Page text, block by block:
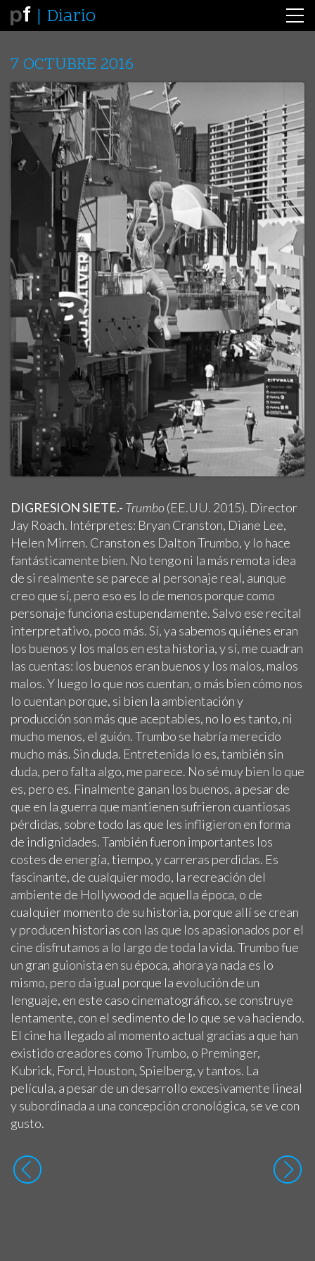
Diario
7 OCTUBRE 2016
DIGRESION SIETE.- Trumbo(EE.UU. 2015). Director
Jay Roach. Intérpretes: Bryan Cranston, Diane Lee,
Helen Mirren. Cranston es Dalton Trumbo, y lo hace
fantásticamente bien. No tengo ni la más remota idea
de si realmente se parece al personaje real, aunque
creo que sí, pero eso es lo de menos porque como
personaje funciona estupendamente. Salvo ese recital
interpretativo, poco más. Sí, ya sabemos quiénes eran
los buenos y los malos en esta historia, y sí, me cuadran
las cuentas: los buenos eran buenos y los malos, malos
malos. Y luego lo que nos cuentan, o más bien cómo nos
lo cuentan porque, si bien la ambientación y
producción son más que aceptables, no lo es tanto, ni
mucho menos, el guión. Trumbo se habría merecido
mucho más. Sin duda. Entretenida lo es, también sin
duda, pero falta algo, me parece. No sé muy bien lo que
es, pero es. Finalmente ganan los buenos, a pesar de
que en la guerra que mantienen sufrieron cuantiosas
pérdidas, sobre todo las que les infligieron en forma
de indignidades. También fueron importantes los
costes de energía, tiempo, y carreras perdidas. Es
fascinante, de cualquier modo, la recreación del
ambiente de Hollywood de aquella época, o de
cualquier momento de su historia, porque allí se crean
y producen historias con las que los apasionados por el
cine disfrutamos a lo largo de toda la vida. Trumbo fue
un gran guionista en su época, ahora ya nada es lo
mismo, pero da igual porque la evolución de un
lenguaje, en este caso cinematográfico, se construye
lentamente, con el sedimento de lo que se va haciendo.
El cine ha llegado al momento actual gracias a que han
existido creadores como Trumbo, o Preminger,
Kubrick, Ford, Houston, Spielberg, y tantos. La
película, a pesar de un desarrollo excesivamente lineal
y subordinada a una concepción cronológica, se ve con
gusto.